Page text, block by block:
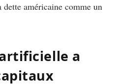
dette américaine comme un
a